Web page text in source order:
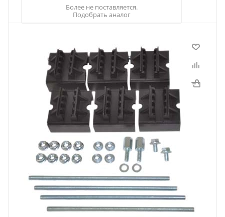
Более не поставляется.
Подобрать аналог